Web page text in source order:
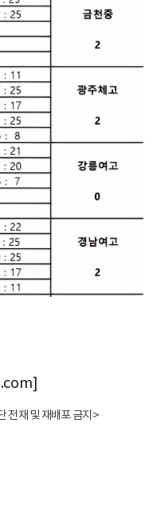
전재 및 재배포 금지>